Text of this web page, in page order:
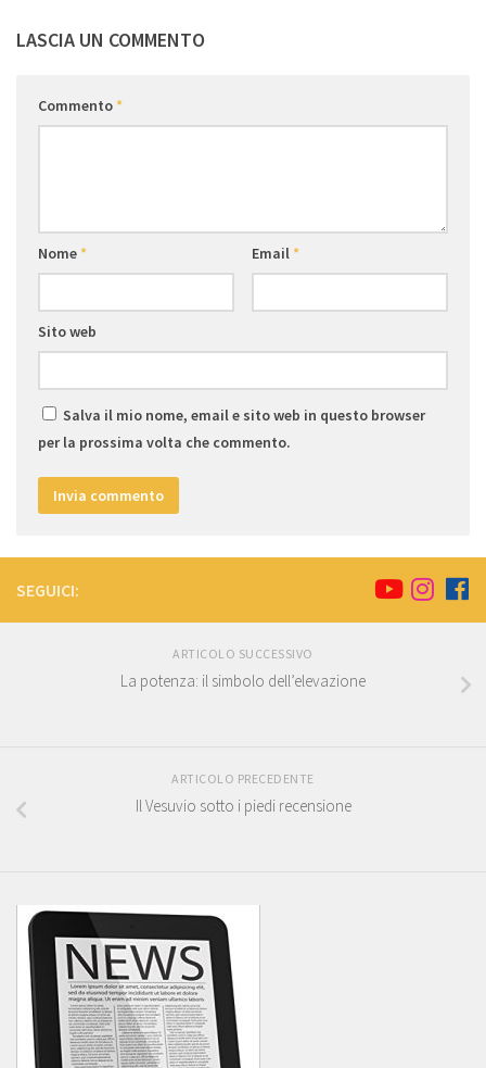
LASCIA UN COMMENTO
Commento*
Nome* Email*
Sito web
Salva il mio nome, email e sito web in questo browser
per la prossima volta che commento.
SEGUICI:
ARTICOLO SUCCESSIVO
La potenza: il simbolo dell’elevazione
ARTICOLO PRECEDENTE
Il Vesuvio sotto i piedi recensione